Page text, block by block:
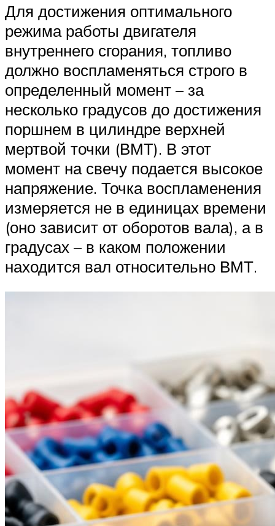
Для достижения оптимального
режима работы двигателя
внутреннего сгорания, топливо
должно воспламеняться строго в
определенный момент – за
несколько градусов до достижения
поршнем в цилиндре верхней
мертвой точки (ВМТ). В этот
момент на свечу подается высокое
напряжение. Точка воспламенения
измеряется не в единицах времени
(оно зависит от оборотов вала), а в
градусах – в каком положении
находится вал относительно ВМТ.